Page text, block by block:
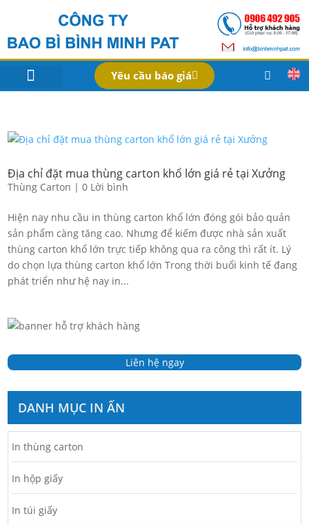
Yêu cầu báo giá
Địa chỉ đặt mua thùng carton khổ lớn giá rẻ tại Xưởng
Thùng Carton |0 Lời bình
Hiện nay nhu cầu in thùng carton khổ lớn đóng gói bảo quản
sản phẩm càng tăng cao. Nhưng để kiếm được nhà sản xuất
thùng carton khổ lớn trực tiếp không qua ra công thì rất ít. Lý
do chọn lựa thùng carton khổ lớn Trong thời buổi kinh tế đang
phát triển như hệ nay in...
Liên hệ ngay
DANH MỤC IN ẤN
In thùng carton
In hộp giấy
In túi giấy